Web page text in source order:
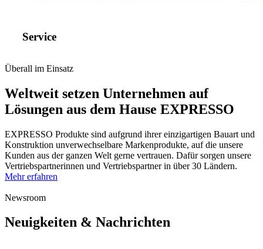
Service
Überall im Einsatz
Weltweit setzen Unternehmen auf
Lösungen aus dem Hause EXPRESSO
EXPRESSO Produkte sind aufgrund ihrer einzigartigen Bauart und
Konstruktion unverwechselbare Markenprodukte, auf die unsere
Kunden aus der ganzen Welt gerne vertrauen. Dafür sorgen unsere
Vertriebspartnerinnen und Vertriebspartner in über 30 Ländern.
Mehr erfahren
Newsroom
Neuigkeiten & Nachrichten